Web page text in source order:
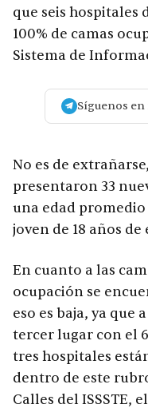
que seis hospitales
100% de camas
Sistema de
Síguenos
No es de
presentaron 33
una edad
joven de 18 años
En cuanto a las
ocupación se
eso es baja, ya que
tercer lugar con el
tres hospitales
dentro de este
Calles del ISSSTE,